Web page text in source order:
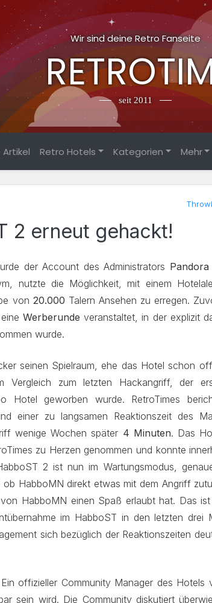
Wir sind deine Retro Fanseite
seit 2011
Retro Hotels Kategorien Mehr
2 erneut gehackt!
der Account des Administrators Pandora
nutzte die Möglichkeit, mit einem
von 20.000 Talern Ansehen zu erregen.
Werberunde veranstaltet, in der explizit
wurde.
seinen Spielraum, ehe das Hotel schon
Vergleich zum letzten Hackangriff, der
Hotel geworben wurde. RetroTimes
einer zu langsamen Reaktionszeit des
wenige Wochen später 4 Minuten. Das
zu Herzen genommen und konnte
2 ist nun im Wartungsmodus,
HabboMN direkt etwas mit dem Angriff
HabboMN einen Spaß erlaubt hat. Das
im HabboST in den letzten drei
sich bezüglich der Reaktionszeiten
offizieller Community Manager des Hotels
sein wird. Die Community diskutiert